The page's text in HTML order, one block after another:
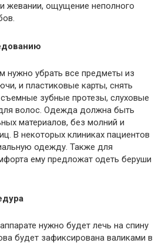
жевании, ощущение неполного
нужно убрать все предметы из
и пластиковые карты, снять
зубные протезы, слуховые
волос. Одежда должна быть
материалов, без молний и
В некоторых клиниках пациентов
одежду. Также для
ему предложат одеть беруши
нужно будет лечь на спину
будет зафиксирована валиками в